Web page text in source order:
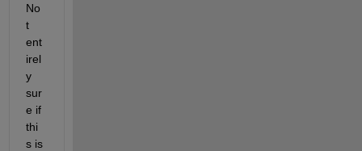
No
t
ent
irel
y
sur
e if
thi
s is